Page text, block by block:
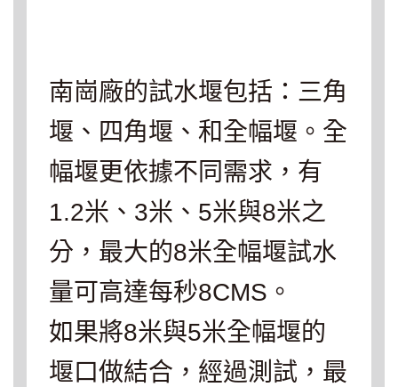
南崗廠的試水堰包括：三角
堰、四角堰、和全幅堰。全
幅堰更依據不同需求，有
1.2米、3米、5米與8米之
分，最大的8米全幅堰試水
量可高達每秒8CMS。
如果將8米與5米全幅堰的
堰口做結合，經過測試，最